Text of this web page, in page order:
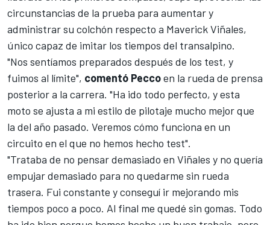
circunstancias de la prueba para aumentar y
administrar su colchón respecto a Maverick Viñales,
único capaz de imitar los tiempos del transalpino.
"Nos sentíamos preparados después de los test, y
fuimos al límite", comentó Peccoen la rueda de prensa
posterior a la carrera. "Ha ido todo perfecto, y esta
moto se ajusta a mi estilo de pilotaje mucho mejor que
la del año pasado. Veremos cómo funciona en un
circuito en el que no hemos hecho test".
"Trataba de no pensar demasiado en Viñales y no quería
empujar demasiado para no quedarme sin rueda
trasera. Fui constante y conseguí ir mejorando mis
tiempos poco a poco. Al final me quedé sin gomas. Todo